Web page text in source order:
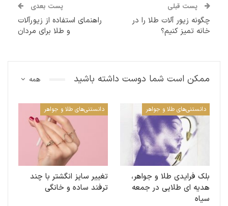
پست قبلی
چگونه زیور آلات طلا را در
خانه تمیز کنیم؟
پست بعدی
راهنمای استفاده از زیورآلات
و طلا برای مردان
همه ممکن است شما دوست داشته باشید
دانستنی‌های طلا و جواهر
بلک فرایدی طلا و جواهر،
هدیه ای طلایی در جمعه
سیاه
دانستنی‌های طلا و جواهر
تغییر سایز انگشتر با چند
ترفند ساده و خانگی